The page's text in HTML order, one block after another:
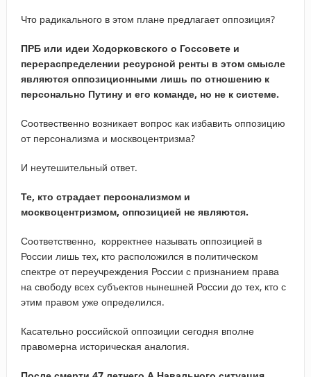
Что радикального в этом плане предлагает оппозиция?
ПРБ или идеи Ходорковского о Госсовете и
перераспределении ресурсной ренты в этом смысле
являются оппозиционными лишь по отношению к
персонально Путину и его команде, но не к системе.
Соотвественно возникает вопрос как избавить оппозицию
от персонализма и москвоцентризма?
И неутешительный ответ.
Те, кто страдает персонализмом и
москвоцентризмом, оппозицией не являются.
Соответственно, корректнее называть оппозицией в
России лишь тех, кто расположился в политическом
спектре от переучреждения России с признанием права
на свободу всех субъектов нынешней России до тех, кто с
этим правом уже определился.
Касательно российской оппозиции сегодня вполне
правомерна историческая аналогия.